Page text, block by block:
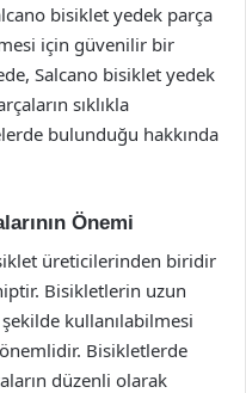
bisiklet yedek parça
için güvenilir bir
Salcano bisiklet yedek
sıklıkla
bulunduğu hakkında
Önemi
üreticilerinden biridir
Bisikletlerin uzun
kullanılabilmesi
Bisikletlerde
düzenli olarak